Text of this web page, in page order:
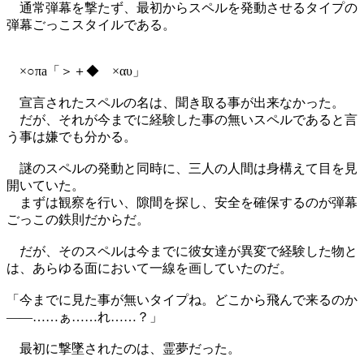
通常弾幕を撃たず、最初からスペルを発動させるタイプの
弾幕ごっこスタイルである。
×○πа「＞＋◆ ×αυ」
宣言されたスペルの名は、聞き取る事が出来なかった。
だが、それが今までに経験した事の無いスペルであると言
う事は嫌でも分かる。
謎のスペルの発動と同時に、三人の人間は身構えて目を見
開いていた。
まずは観察を行い、隙間を探し、安全を確保するのが弾幕
ごっこの鉄則だからだ。
だが、そのスペルは今までに彼女達が異変で経験した物と
は、あらゆる面において一線を画していたのだ。
「今までに見た事が無いタイプね。どこから飛んで来るのか
――……ぁ……れ……？」
最初に撃墜されたのは、霊夢だった。